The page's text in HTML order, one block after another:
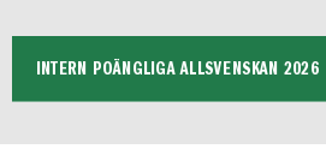
INTERN POÄNGLIGA ALLSVENSKAN 2026